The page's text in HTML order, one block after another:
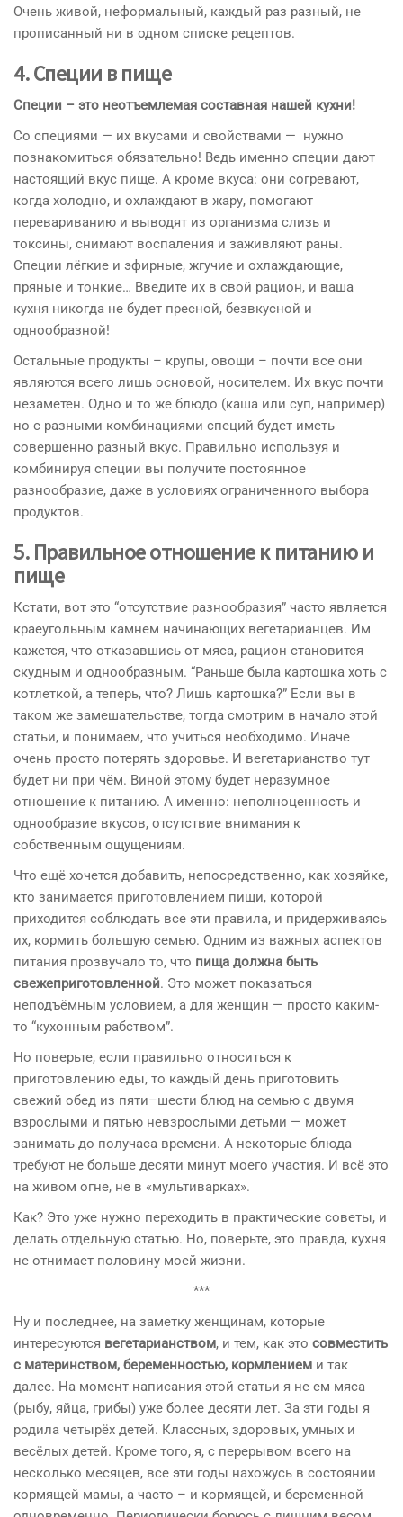
Очень живой, неформальный, каждый раз разный, не
прописанный ни в одном списке рецептов.
4. Специи в пище
Специи – это неотъемлемая составная нашей кухни!
Со специями — их вкусами и свойствами — нужно
познакомиться обязательно! Ведь именно специи дают
настоящий вкус пище. А кроме вкуса: они согревают,
когда холодно, и охлаждают в жару, помогают
перевариванию и выводят из организма слизь и
токсины, снимают воспаления и заживляют раны.
Специи лёгкие и эфирные, жгучие и охлаждающие,
пряные и тонкие… Введите их в свой рацион, и ваша
кухня никогда не будет пресной, безвкусной и
однообразной!
Остальные продукты – крупы, овощи – почти все они
являются всего лишь основой, носителем. Их вкус почти
незаметен. Одно и то же блюдо (каша или суп, например)
но с разными комбинациями специй будет иметь
совершенно разный вкус. Правильно используя и
комбинируя специи вы получите постоянное
разнообразие, даже в условиях ограниченного выбора
продуктов.
5. Правильное отношение к питанию и
пище
Кстати, вот это “отсутствие разнообразия” часто является
краеугольным камнем начинающих вегетарианцев. Им
кажется, что отказавшись от мяса, рацион становится
скудным и однообразным. “Раньше была картошка хоть с
котлеткой, а теперь, что? Лишь картошка?” Если вы в
таком же замешательстве, тогда смотрим в начало этой
статьи, и понимаем, что учиться необходимо. Иначе
очень просто потерять здоровье. И вегетарианство тут
будет ни при чём. Виной этому будет неразумное
отношение к питанию. А именно: неполноценность и
однообразие вкусов, отсутствие внимания к
собственным ощущениям.
Что ещё хочется добавить, непосредственно, как хозяйке,
кто занимается приготовлением пищи, которой
приходится соблюдать все эти правила, и придерживаясь
их, кормить большую семью. Одним из важных аспектов
питания прозвучало то, что пища должна быть
свежеприготовленной. Это может показаться
неподъёмным условием, а для женщин — просто каким-
то “кухонным рабством”.
Но поверьте, если правильно относиться к
приготовлению еды, то каждый день приготовить
свежий обед из пяти–шести блюд на семью с двумя
взрослыми и пятью невзрослыми детьми — может
занимать до получаса времени. А некоторые блюда
требуют не больше десяти минут моего участия. И всё это
на живом огне, не в «мультиварках».
Как? Это уже нужно переходить в практические советы, и
делать отдельную статью. Но, поверьте, это правда, кухня
не отнимает половину моей жизни.
***
Ну и последнее, на заметку женщинам, которые
интересуются вегетарианством, и тем, как это совместить
с материнством, беременностью, кормлением и так
далее. На момент написания этой статьи я не ем мяса
(рыбу, яйца, грибы) уже более десяти лет. За эти годы я
родила четырёх детей. Классных, здоровых, умных и
весёлых детей. Кроме того, я, с перерывом всего на
несколько месяцев, все эти годы нахожусь в состоянии
кормящей мамы, а часто – и кормящей, и беременной